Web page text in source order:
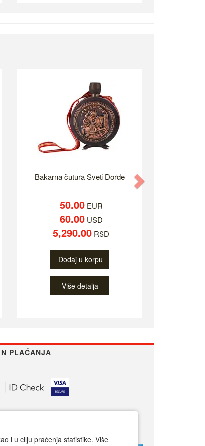
Bakarna čutura Sveti Đorde
50.00EUR
60.00USD
5,290.00RSD
Dodaj u korpu
Više detalja
PLAĆANJA
i u cilju praćenja statistike. Više